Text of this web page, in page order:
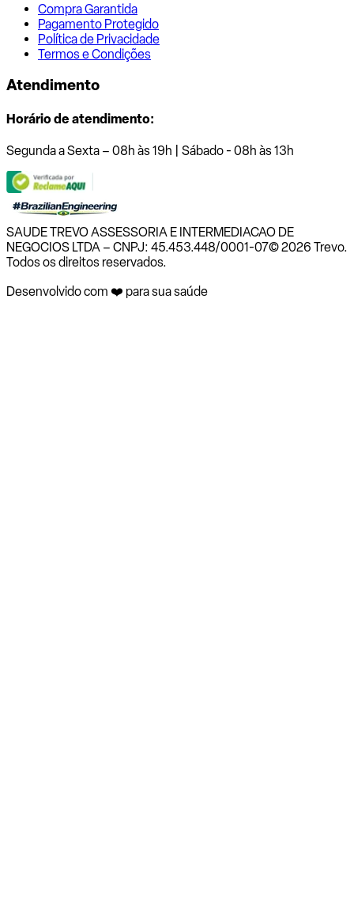
Compra Garantida
Pagamento Protegido
Política de Privacidade
Termos e Condições
Atendimento
Horário de atendimento:
Segunda a Sexta – 08h às 19h | Sábado - 08h às 13h
SAUDE TREVO ASSESSORIA E INTERMEDIACAO DE
NEGOCIOS LTDA – CNPJ: 45.453.448/0001-07© 2026 Trevo.
Todos os direitos reservados.
Desenvolvido com ❤️ para sua saúde